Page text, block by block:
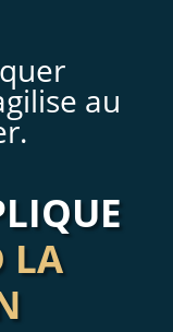
au
LA